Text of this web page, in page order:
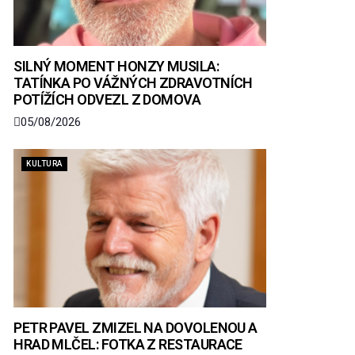
SILNÝ MOMENT HONZY MUSILA:
TATÍNKA PO VÁŽNÝCH ZDRAVOTNÍCH
POTÍŽÍCH ODVEZL Z DOMOVA
05/08/2026
KULTURA
PETR PAVEL ZMIZEL NA DOVOLENOU A
HRAD MLČEL: FOTKA Z RESTAURACE